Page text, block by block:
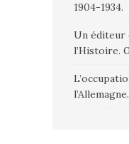
1904-1934.
Un éditeur
l’Histoire.